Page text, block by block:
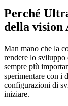
Perché
della vision
Man mano che la
rendere lo
sempre più
sperimentare con i
configurazioni di
iniziare.